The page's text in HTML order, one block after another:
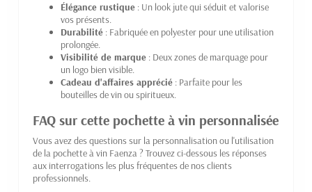
Élégance rustique : Un look jute qui séduit et valorise
vos présents.
Durabilité : Fabriquée en polyester pour une utilisation
prolongée.
Visibilité de marque : Deux zones de marquage pour
un logo bien visible.
Cadeau d'affaires apprécié : Parfaite pour les
bouteilles de vin ou spiritueux.
FAQ sur cette pochette à vin personnalisée
Vous avez des questions sur la personnalisation ou l'utilisation
de la pochette à vin Faenza ? Trouvez ci-dessous les réponses
aux interrogations les plus fréquentes de nos clients
professionnels.